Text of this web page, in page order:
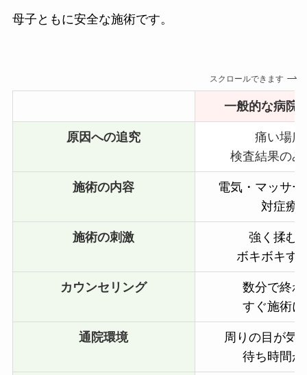
母子ともに安全な施術です。
スクロールできます
一般的な病院
原因への追究
痛い場所
検査結果の
施術の内容
電気・マッサ
対症療
施術の刺激
強く揉む
ボキボキす
カウンセリング
数分で終
すぐ施術
通院環境
周りの目が気
待ち時間